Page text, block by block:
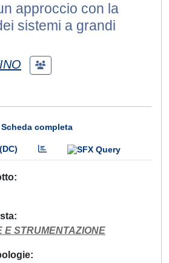
approccio con la
sistemi a grandi
Scheda completa
E STRUMENTAZIONE